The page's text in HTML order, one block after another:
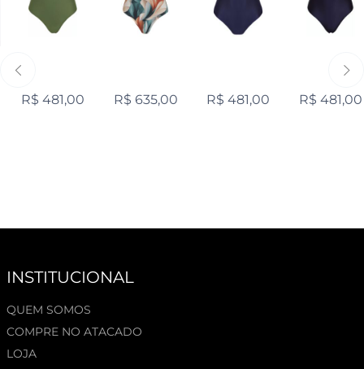
R$ 481,00 R$ 635,00 R$ 481,00 R$ 481,00
INSTITUCIONAL
QUEM SOMOS
COMPRE NO ATACADO
LOJA